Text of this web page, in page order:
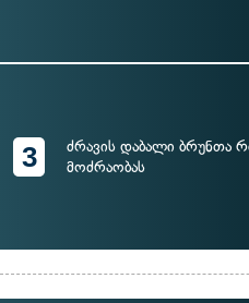
3
ძრავის დაბალი ბრუნთა
მოძრაობას